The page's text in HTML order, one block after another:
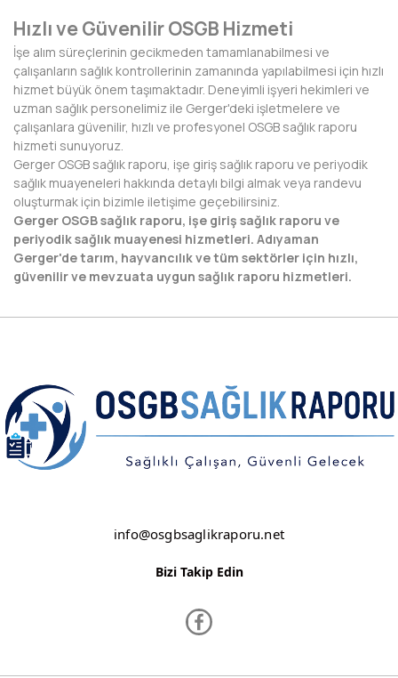
KÜTAHYA
MALATYA
MANİSA
MARDİN
MERSİN
MUĞLA
MUŞ
ORDU
OSMANİYE
RİZE
Hızlı ve Güvenilir OSGB Hizmeti
İşe alım süreçlerinin gecikmeden tamamlanabilmesi ve
çalışanların sağlık kontrollerinin zamanında yapılabilmesi için hızlı
hizmet büyük önem taşımaktadır. Deneyimli işyeri hekimleri ve
uzman sağlık personelimiz ile Gerger'deki işletmelere ve
çalışanlara güvenilir, hızlı ve profesyonel OSGB sağlık raporu
hizmeti sunuyoruz.
Gerger OSGB sağlık raporu, işe giriş sağlık raporu ve periyodik
sağlık muayeneleri hakkında detaylı bilgi almak veya randevu
oluşturmak için bizimle iletişime geçebilirsiniz.
Gerger OSGB sağlık raporu, işe giriş sağlık raporu ve
periyodik sağlık muayenesi hizmetleri. Adıyaman
Gerger'de tarım, hayvancılık ve tüm sektörler için hızlı,
güvenilir ve mevzuata uygun sağlık raporu hizmetleri.
info@osgbsaglikraporu.net
Bizi Takip Edin